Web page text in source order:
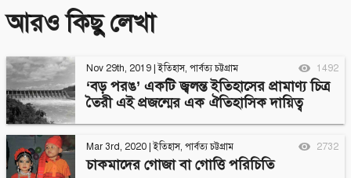
আরও কিছু লেখা
Nov 29th, 2019 |ইতিহাস, পার্বত্য চট্টগ্রাম 1492
‘বড় পরঙ’ একটি জ্বলন্ত ইতিহাসের প্রামাণ্য চিত্র
তৈরী এই প্রজন্মের এক ঐতিহাসিক দায়িত্ব
Mar 3rd, 2020 |ইতিহাস, পার্বত্য চট্টগ্রাম 2732
চাকমাদের গোজা বা গোত্তি পরিচিতি